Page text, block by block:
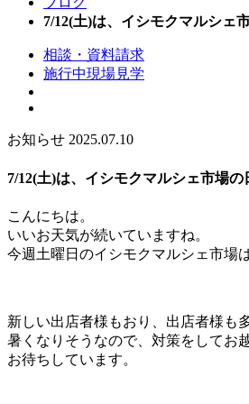
7/12(土)は、イシモクマルシェ
相談・資料請求
施行中現場見学
お知らせ 2025.07.10
7/12(土)は、イシモクマルシェ市場の
こんにちは。
いいお天気が続いていますね。
今週土曜日のイシモクマルシェ市場
新しい出店者様もおり、出店者様も
暑くなりそうなので、対策をしてお
お待ちしています。